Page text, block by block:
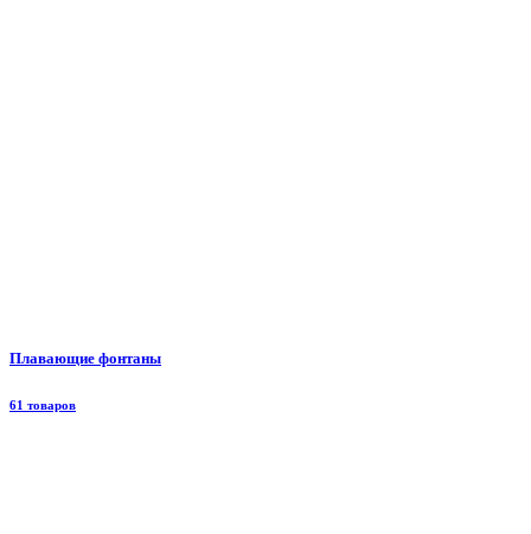
Плавающие фонтаны
61 товаров